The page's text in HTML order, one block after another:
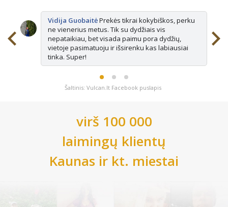
Vidija GuobaitėPrekės tikrai kokybiškos, perku
ne vienerius metus. Tik su dydžiais vis
nepataikiau, bet visada paimu pora dydžių,
vietoje pasimatuoju ir išsirenku kas labiausiai
tinka. Super!
Šaltinis: Vulcan.lt Facebook puslapis
virš 100 000
laimingų klientų
Kaunas ir kt. miestai